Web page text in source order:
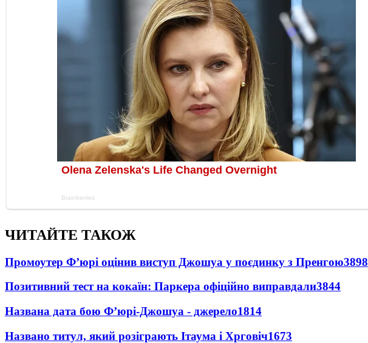
ЧИТАЙТЕ ТАКОЖ
Промоутер Ф’юрі оцінив виступ Джошуа у поєдинку з Пренгою3898
Позитивний тест на кокаїн: Паркера офіційно виправдали3844
Названа дата бою Ф’юрі-Джошуа - джерело1814
Названо титул, який розіграють Ітаума і Хрговіч1673